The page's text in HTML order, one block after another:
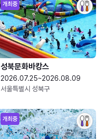
개최중
성북문화바캉스
2026.07.25~2026.08.09
서울특별시 성북구
개최중